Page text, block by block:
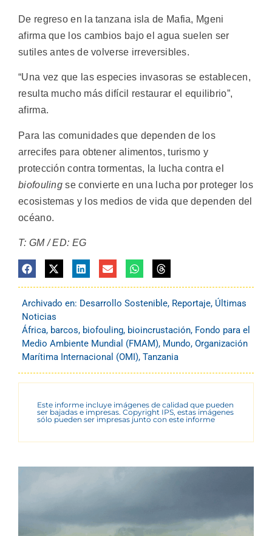
De regreso en la tanzana isla de Mafia, Mgeni
afirma que los cambios bajo el agua suelen ser
sutiles antes de volverse irreversibles.
“Una vez que las especies invasoras se establecen,
resulta mucho más difícil restaurar el equilibrio”,
afirma.
Para las comunidades que dependen de los
arrecifes para obtener alimentos, turismo y
protección contra tormentas, la lucha contra el
biofouling se convierte en una lucha por proteger los
ecosistemas y los medios de vida que dependen del
océano.
T: GM / ED: EG
Archivado en: Desarrollo Sostenible, Reportaje, Últimas
Noticias
África, barcos, biofouling, bioincrustación, Fondo para el
Medio Ambiente Mundial (FMAM), Mundo, Organización
Marítima Internacional (OMI), Tanzania
Este informe incluye imágenes de calidad que pueden
ser bajadas e impresas. Copyright IPS, estas imágenes
sólo pueden ser impresas junto con este informe